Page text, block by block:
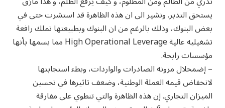
يستحق التدبر. ونشير الى ان هذه الظاهرة قد استشرت حتى في
بعض البنوك، وذلك بالرغم من ان البنوك وبطبيعتها تملك رافعة
تشغيليه عالية High Operational Leverage مما يسمها بأنها
مؤسسات رابحة.
– إضمحلال مرونه الصادرات والواردات، وبطء استجابتها
لانخفاض قيمه العملة الوطنية، وضعف تاثيرها في تحسين
الميزان التجاري. إن هذه الظاهرة والتي تنطوي على مفارقة